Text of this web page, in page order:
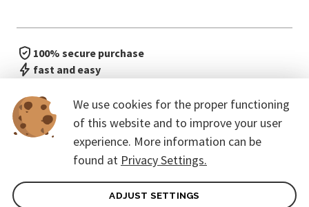
We use cookies for the proper functioning
of this website and to improve your user
experience. More information can be
found at Privacy Settings.
ADJUST SETTINGS
100% secure purchase
fast and easy
General terms of contract for Customers